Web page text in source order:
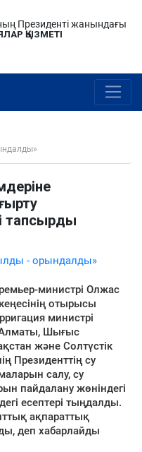
Президенті жанындағы
ҚЫЗМЕТІ
тапсырды
- орындалды»
министрі Олжас
отырысы
министрі
Алматы, Шығыс
және Солтүстік
Президенттің су
салу, су
пайдалану жөніндегі
есептері тыңдалды.
ақпараттық
деп хабарлайды